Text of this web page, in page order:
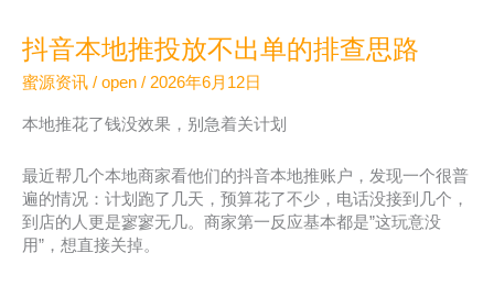
地
推
私
信
线
索
哪
个
转
抖音本地推投放不出单的排查思路
蜜源资讯 / open / 2026年6月12日
本地推花了钱没效果，别急着关计划
最近帮几个本地商家看他们的抖音本地推账户，发现一个很普
遍的情况：计划跑了几天，预算花了不少，电话没接到几个，
到店的人更是寥寥无几。商家第一反应基本都是”这玩意没
用”，想直接关掉。